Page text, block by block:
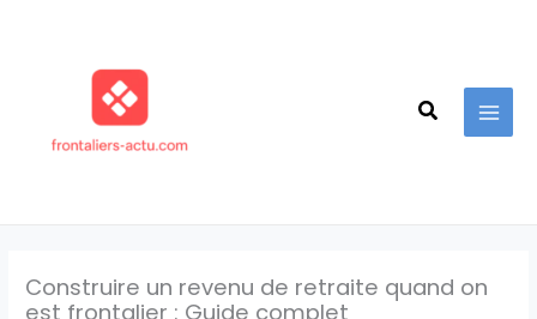
Construire un revenu de retraite quand on
est frontalier : Guide complet